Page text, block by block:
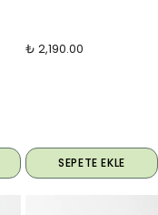
₺ 2,190.00
SEPETE EKLE